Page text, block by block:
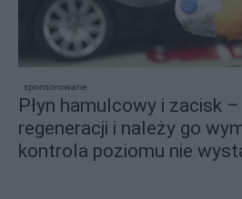
sponsorowane
Płyn hamulcowy i zacisk
regeneracji i należy go
kontrola poziomu nie